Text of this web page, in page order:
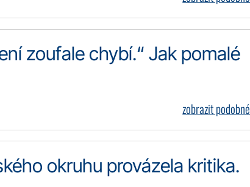
zoufale chybí.“ Jak pomalé
zobrazit podobné
okruhu provázela kritika.